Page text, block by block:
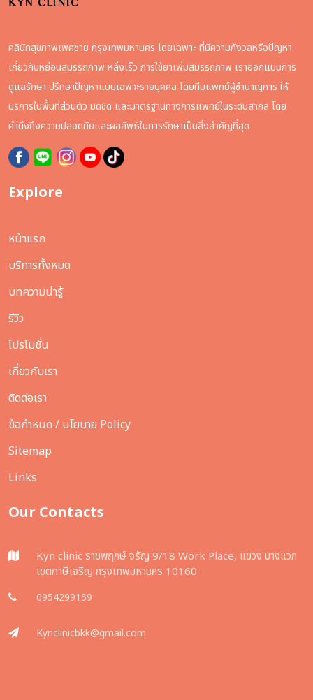
คลินิกสุขภาพเพศชาย กรุงเทพมหานคร โดยเฉพาะ ที่มีความกังวลหรือปัญหา
เกี่ยวกับหย่อนสมรรถภาพ หลั่งเร็ว การใช้ยาเพิ่มสมรรถภาพ เราออกแบบการ
ดูแลรักษา ปรึกษาปัญหาแบบเฉพาะรายบุคคล โดยทีมแพทย์ผู้ชำนาญการ ให้
บริการในพื้นที่ส่วนตัว มิดชิด และมาตรฐานทางการแพทย์ในระดับสากล โดย
คำนึงถึงความปลอดภัยและผลลัพธ์ในการรักษาเป็นสิ่งสำคัญที่สุด
Explore
หน้าแรก
บริการทั้งหมด
บทความน่ารู้
รีวิว
โปรโมชั่น
เกี่ยวกับเรา
ติดต่อเรา
ข้อกำหนด / นโยบาย Policy
Sitemap
Links
Our Contacts
Kyn clinic ราชพฤกษ์ จรัญ 9/18 Work Place, แขวง บางแวก
เขตภาษีเจริญ กรุงเทพมหานคร 10160
0954299159
Kynclinicbkk@gmail.com